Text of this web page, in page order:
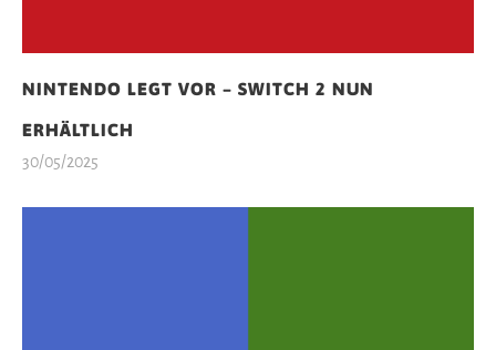
NINTENDO LEGT VOR – SWITCH 2 NUN
ERHÄLTLICH
30/05/2025